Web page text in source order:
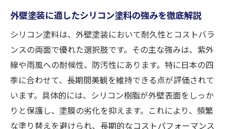
とは
外壁塗装シリコン塗料の特徴を他塗料と比
較
シリコン塗料の種類と外壁塗装での違いを解説
外壁塗装のシリコン塗料種類と特徴比較
水性・溶剤系シリコン塗料の外壁塗装での
違い
外壁塗装に適したシリコン塗料の強みを徹底解説
シリコン塗料は、外壁塗装において耐久性とコストバラ
ンスの両面で優れた選択肢です。その主な強みは、紫外
線や雨風への耐候性、防汚性にあります。特に日本の四
季に合わせて、長期間美観を維持できる点が評価されて
います。具体的には、シリコン樹脂が外壁表面をしっか
りと保護し、塗膜の劣化を抑えます。これにより、頻繁
な塗り替えを避けられ、長期的なコストパフォーマンス